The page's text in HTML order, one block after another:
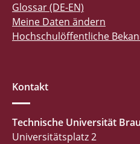
Glossar (DE-EN)
Meine Daten ändern
Hochschulöffentliche
Kontakt
Technische Universität
Universitätsplatz 2